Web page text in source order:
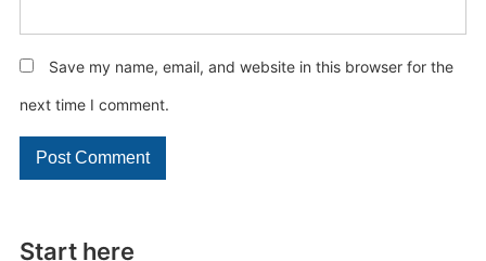
Start here
Save my name, email, and website in this browser for the
next time I comment.